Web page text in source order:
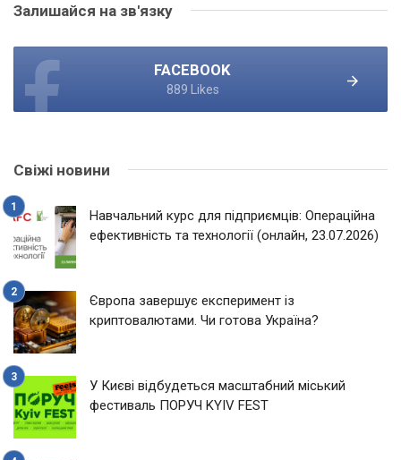
Залишайся на зв'язку
FACEBOOK
889 Likes
Свіжі новини
Навчальний курс для підприємців: Операційна
ефективність та технології (онлайн, 23.07.2026)
Європа завершує експеримент із
криптовалютами. Чи готова Україна?
У Києві відбудеться масштабний міський
фестиваль ПОРУЧ KYIV FEST